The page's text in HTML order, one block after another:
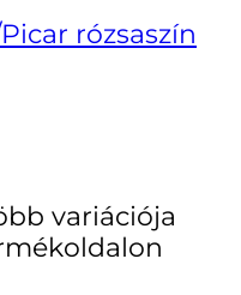
rózsaszín
variációja